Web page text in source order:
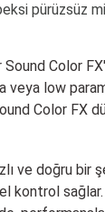
pürüzsüz
Color
veya low
Color FX
ve doğru bir
kontrol